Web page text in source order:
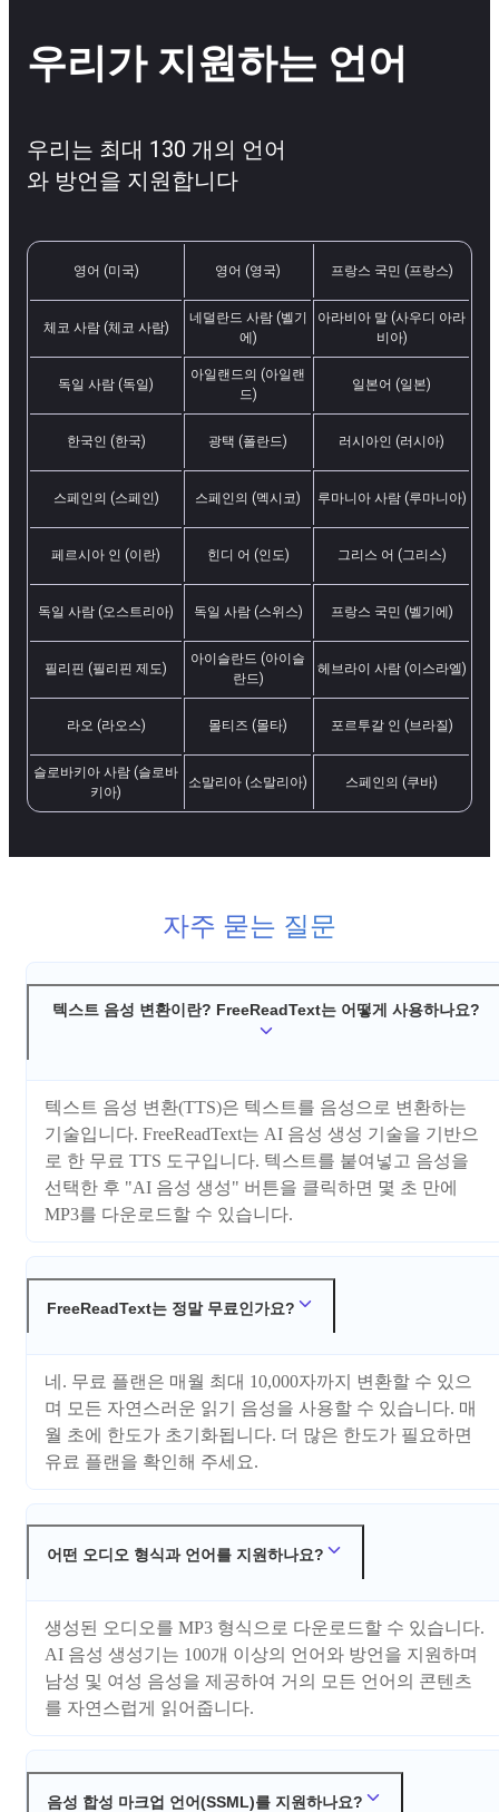
우리가 지원하는 언어
우리는 최대 130 개의 언어
와 방언을 지원합니다
영어 (미국) 영어 (영국) 프랑스 국민 (프랑스)
체코 사람 (체코 사람)
네덜란드 사람 (벨기
에)
아라비아 말 (사우디 아라
비아)
독일 사람 (독일)
아일랜드의 (아일랜
드)
일본어 (일본)
한국인 (한국) 광택 (폴란드) 러시아인 (러시아)
스페인의 (스페인) 스페인의 (멕시코) 루마니아 사람 (루마니아)
페르시아 인 (이란) 힌디 어 (인도) 그리스 어 (그리스)
독일 사람 (오스트리아) 독일 사람 (스위스) 프랑스 국민 (벨기에)
필리핀 (필리핀 제도)
아이슬란드 (아이슬
란드)
헤브라이 사람 (이스라엘)
라오 (라오스) 몰티즈 (몰타) 포르투갈 인 (브라질)
슬로바키아 사람 (슬로바
키아)
소말리아 (소말리아) 스페인의 (쿠바)
자주 묻는 질문
텍스트 음성 변환이란? FreeReadText는 어떻게 사용하나요?
텍스트 음성 변환(TTS)은 텍스트를 음성으로 변환하는
기술입니다. FreeReadText는 AI 음성 생성 기술을 기반으
로 한 무료 TTS 도구입니다. 텍스트를 붙여넣고 음성을
선택한 후 "AI 음성 생성" 버튼을 클릭하면 몇 초 만에
MP3를 다운로드할 수 있습니다.
FreeReadText는 정말 무료인가요?
네. 무료 플랜은 매월 최대 10,000자까지 변환할 수 있으
며 모든 자연스러운 읽기 음성을 사용할 수 있습니다. 매
월 초에 한도가 초기화됩니다. 더 많은 한도가 필요하면
유료 플랜을 확인해 주세요.
어떤 오디오 형식과 언어를 지원하나요?
생성된 오디오를 MP3 형식으로 다운로드할 수 있습니다.
AI 음성 생성기는 100개 이상의 언어와 방언을 지원하며
남성 및 여성 음성을 제공하여 거의 모든 언어의 콘텐츠
를 자연스럽게 읽어줍니다.
음성 합성 마크업 언어(SSML)를 지원하나요?